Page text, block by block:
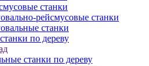
станки
рейсмусовые станки
станки
по дереву
станки по дереву